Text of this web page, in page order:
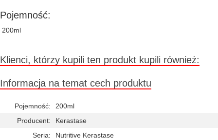
Pojemność:
200ml
Klienci, którzy kupili ten produkt kupili również:
Informacja na temat cech produktu
Pojemność:
200ml
Producent:
Kerastase
Seria:
Nutritive Kerastase